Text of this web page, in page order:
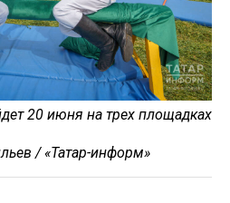
20 июня на трех площадках
/ «Татар-информ»